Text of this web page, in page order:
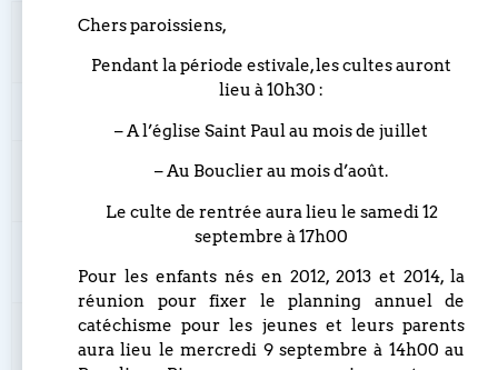
12 Quando
logiciel Mozart
12_quando_corpus_morieturs.mz.zip
dominante
12_quando_corpus_morietura.mz.zip
ténor voix
dominante
12_quando_corpus_morieturt.mz.zip
Chers paroissiens,
Pendant la période estivale, les cultes auront
lieu à 10h30 :
– A l’église Saint Paul au mois de juillet
– Au Bouclier au mois d’août.
Le culte de rentrée aura lieu le samedi 12
septembre à 17h00
Pour les enfants nés en 2012, 2013 et 2014, la
réunion pour fixer le planning annuel de
catéchisme pour les jeunes et leurs parents
aura lieu le mercredi 9 septembre à 14h00 au